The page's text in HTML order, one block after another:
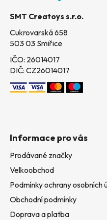
SMT Creatoys s.r.o.
Cukrovarská 658
503 03 Smiřice
IČO: 26014017
DIČ: CZ26014017
Informace pro vás
Prodávané značky
Velkoobchod
Podmínky ochrany osobních
Obchodní podmínky
Doprava a platba